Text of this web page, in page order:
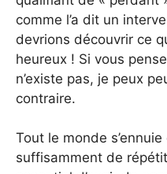
comme l’a dit un
devrions découvrir ce
heureux ! Si vous
n’existe pas, je peux
contraire.
Tout le monde
suffisamment de